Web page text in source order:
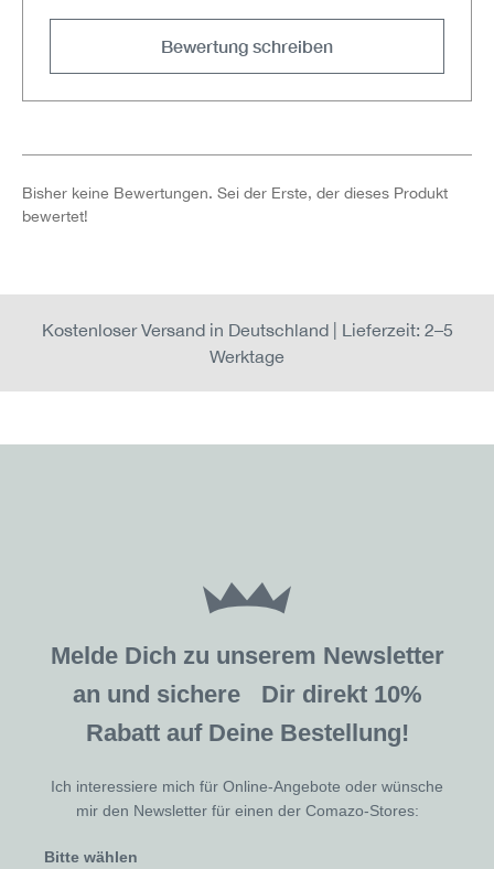
Bewertung schreiben
Bisher keine Bewertungen. Sei der Erste, der dieses Produkt
bewertet!
Kostenloser Versand in Deutschland | Lieferzeit: 2–5
Werktage
Melde Dich zu unserem Newsletter
an und sichere Dir direkt 10%
Rabatt auf Deine Bestellung!
Ich interessiere mich für Online-Angebote oder wünsche
mir den Newsletter für einen der Comazo-Stores:
Bitte wählen